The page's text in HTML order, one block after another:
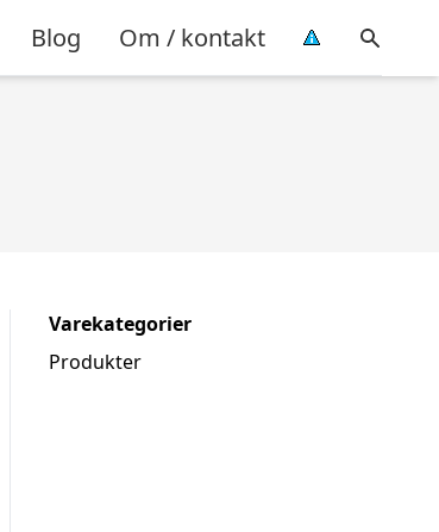
Blog Om / kontakt
Varekategorier
Produkter